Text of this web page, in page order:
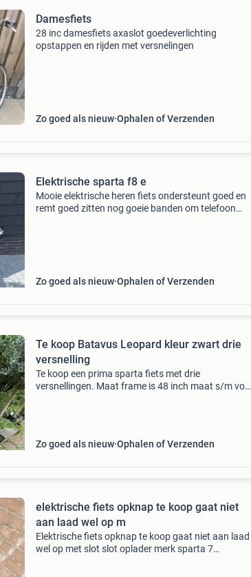
Damesfiets
28 inc damesfiets axaslot goedeverlichting
opstappen en rijden met versnelingen
Zo goed als nieuw Ophalen of Verzenden
Elektrische sparta f8 e
Mooie elektrische heren fiets ondersteunt goed en
remt goed zitten nog goeie banden om telefoon
Zo goed als nieuw Ophalen of Verzenden
Te koop Batavus Leopard kleur zwart drie
versnelling
Te koop een prima sparta fiets met drie
versnellingen. Maat frame is 48 inch maat s/m voor
Zo goed als nieuw Ophalen of Verzenden
elektrische fiets opknap te koop gaat niet
aan laad wel op m
Elektrische fiets opknap te koop gaat niet aan laad
wel op met slot slot oplader merk sparta 7